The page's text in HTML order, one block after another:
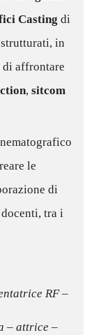
Casting di
in
di affrontare
, sitcom
le
di
tra i
RF –
– attrice –